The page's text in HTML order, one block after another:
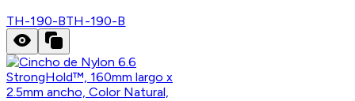
TH-190-BTH-190-B